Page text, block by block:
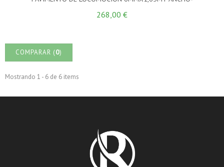
268,00 €
COMPARAR (0)
Mostrando 1 - 6 de 6 items